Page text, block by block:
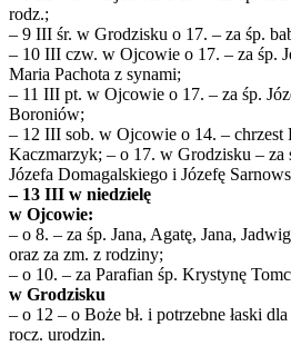
rodz.;
– 9 III śr. w Grodzisku o 17. – za śp.
– 10 III czw. w Ojcowie o 17. – za śp.
Maria Pachota z synami;
– 11 III pt. w Ojcowie o 17. – za śp.
Boroniów;
– 12 III sob. w Ojcowie o 14. – chrzest
Kaczmarzyk; – o 17. w Grodzisku – za
Józefa Domagalskiego i Józefę
– 13 III w niedzielę
w Ojcowie:
– o 8. – za śp. Jana, Agatę, Jana,
oraz za zm. z rodziny;
– o 10. – za Parafian śp. Krystynę
w Grodzisku
– o 12 – o Boże bł. i potrzebne łaski
rocz. urodzin.